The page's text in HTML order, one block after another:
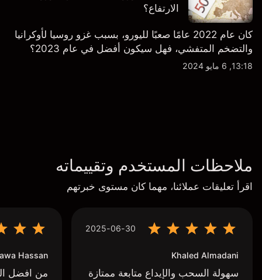
الارتفاع؟
كان عام 2022 عامًا صعبًا لليورو، بسبب غزو روسيا لأوكرانيا
والتضخم المتفشي، فهل سيكون أفضل في عام 2023؟
13:18, 6 مايو 2024
ملاحظات المستخدم وتقييماته
اقرأ تعليقات عملائنا، مهما كان مستوى خبرتهم
2025-06-30
Khaled Almadani
سهولة السحب والإيداع متابعة ممتازة
Hassan
من افضل